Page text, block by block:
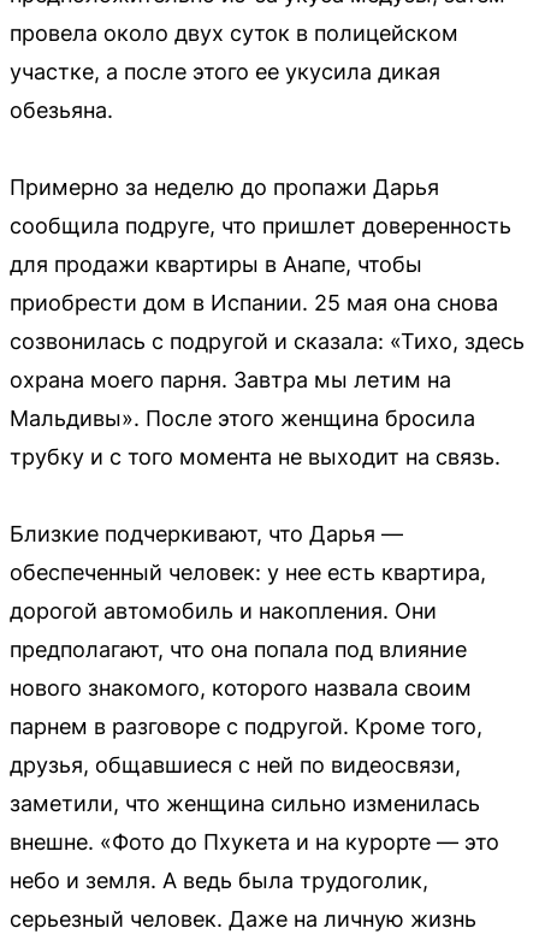
провела около двух суток в полицейском
участке, а после этого ее укусила дикая
обезьяна.
Примерно за неделю до пропажи Дарья
сообщила подруге, что пришлет доверенность
для продажи квартиры в Анапе, чтобы
приобрести дом в Испании. 25 мая она снова
созвонилась с подругой и сказала: «Тихо, здесь
охрана моего парня. Завтра мы летим на
Мальдивы». После этого женщина бросила
трубку и с того момента не выходит на связь.
Близкие подчеркивают, что Дарья —
обеспеченный человек: у нее есть квартира,
дорогой автомобиль и накопления. Они
предполагают, что она попала под влияние
нового знакомого, которого назвала своим
парнем в разговоре с подругой. Кроме того,
друзья, общавшиеся с ней по видеосвязи,
заметили, что женщина сильно изменилась
внешне. «Фото до Пхукета и на курорте — это
небо и земля. А ведь была трудоголик,
серьезный человек. Даже на личную жизнь